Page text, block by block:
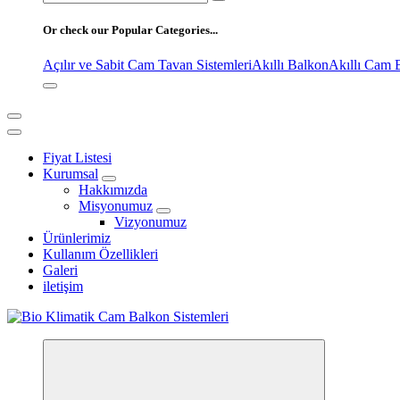
for:
Or check our Popular Categories...
Açılır ve Sabit Cam Tavan SistemleriAkıllı BalkonAkıllı Cam
Fiyat Listesi
Kurumsal
Hakkımızda
Misyonumuz
Vizyonumuz
Ürünlerimiz
Kullanım Özellikleri
Galeri
iletişim